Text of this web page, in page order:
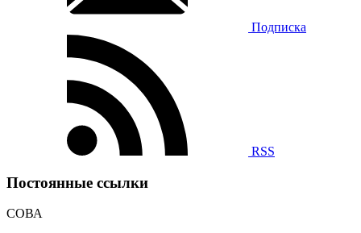
Подписка
RSS
Постоянные ссылки
СОВА